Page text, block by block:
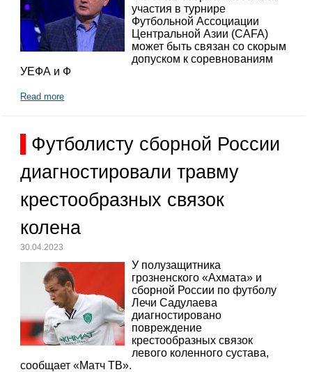
участия в турнире
Футбольной Ассоциации
Центральной Азии (CAFA)
может быть связан со скорым
допуском к соревнованиям
УЕФА и Ф
Read more
Футболисту сборной России
диагностировали травму
крестообразных связок
колена
30.04.2023
У полузащитника
грозненского «Ахмата» и
сборной России по футболу
Лечи Садулаева
диагностировано
повреждение
крестообразных связок
левого коленного сустава,
сообщает «Матч ТВ».